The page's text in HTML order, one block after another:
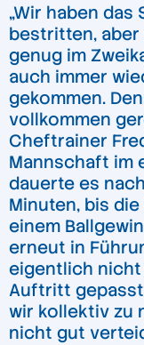
„Wir haben
bestritten,
genug im
auch immer
gekommen.
vollkommen
Cheftrainer
Mannschaft im
dauerte es
Minuten, bis
einem
erneut in
eigentlich
Auftritt
wir kollektiv zu
nicht gut